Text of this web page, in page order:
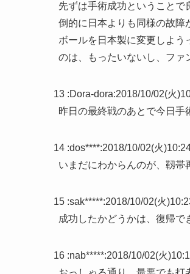
先ずは手術成功ということ
倒的に日本よりも同様の故障
ボールを日本製に変更しよう
のは、もったいないし、ファ
13 :Dora-dora:2018/10/02(火
昨日の最終戦のあとで今日手
14 :dos****:2018/10/02(火
いまだにわからんのが、靱帯
15 :sak*****:2018/10/02(火
成功したかどうかは、復帰で
16 :nab*****:2018/10/02(火